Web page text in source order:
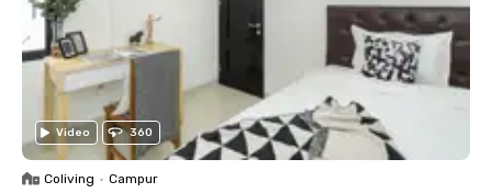
Video 360
Coliving • Campur